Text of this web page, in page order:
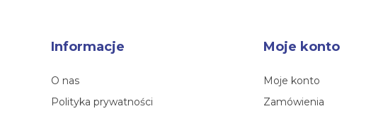
Informacje
O nas
Polityka prywatności
Moje konto
Moje konto
Zamówienia